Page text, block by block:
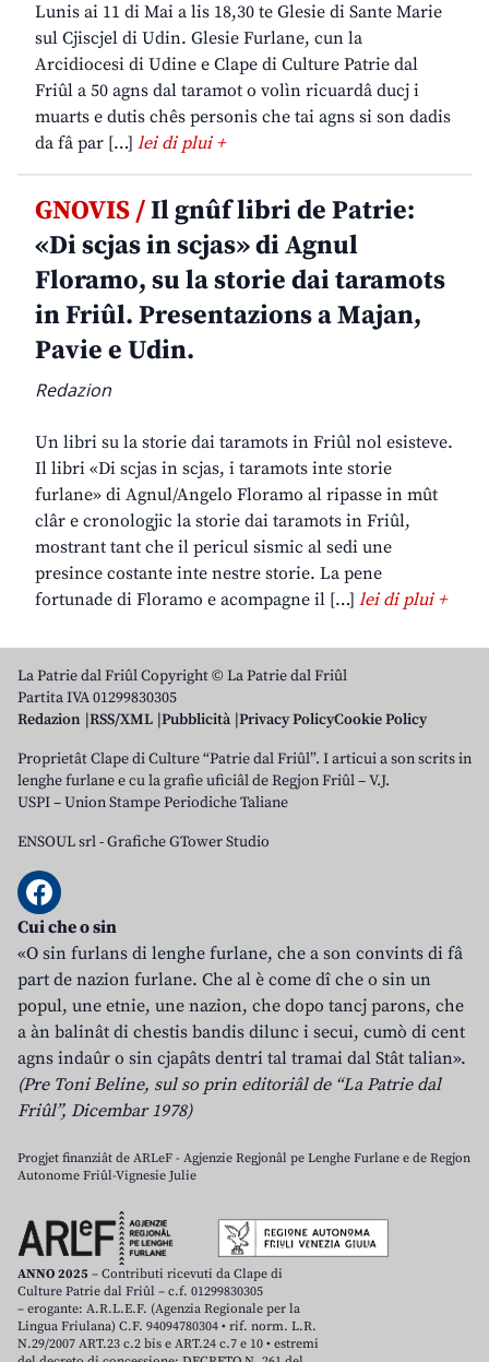
Lunis ai 11 di Mai a lis 18,30 te Glesie di Sante Marie
sul Cjiscjel di Udin. Glesie Furlane, cun la
Arcidiocesi di Udine e Clape di Culture Patrie dal
Friûl a 50 agns dal taramot o volìn ricuardâ ducj i
muarts e dutis chês personis che tai agns si son dadis
da fâ par […] lei di plui +
GNOVIS /Il gnûf libri de Patrie:
«Di scjas in scjas» di Agnul
Floramo, su la storie dai taramots
in Friûl. Presentazions a Majan,
Pavie e Udin.
Redazion
Un libri su la storie dai taramots in Friûl nol esisteve.
Il libri «Di scjas in scjas, i taramots inte storie
furlane» di Agnul/Angelo Floramo al ripasse in mût
clâr e cronologjic la storie dai taramots in Friûl,
mostrant tant che il pericul sismic al sedi une
presince costante inte nestre storie. La pene
fortunade di Floramo e acompagne il […] lei di plui +
La Patrie dal Friûl Copyright © La Patrie dal Friûl
Partita IVA 01299830305
Redazion RSS/XML Pubblicità Privacy PolicyCookie Policy
Proprietât Clape di Culture “Patrie dal Friûl”. I articui a son scrits in
lenghe furlane e cu la grafie uficiâl de Regjon Friûl – V.J.
USPI – Union Stampe Periodiche Taliane
ENSOUL srl-Grafiche GTower Studio
Cui che o sin
«O sin furlans di lenghe furlane, che a son convints di fâ
part de nazion furlane. Che al è come dî che o sin un
popul, une etnie, une nazion, che dopo tancj parons, che
a àn balinât di chestis bandis dilunc i secui, cumò di cent
agns indaûr o sin cjapâts dentri tal tramai dal Stât talian».
(Pre Toni Beline, sul so prin editoriâl de “La Patrie dal
Friûl”, Dicembar 1978)
Progjet finanziât de ARLeF - Agjenzie Regjonâl pe Lenghe Furlane e de Regjon
Autonome Friûl-Vignesie Julie
ANNO 2025 – Contributi ricevuti da Clape di
Culture Patrie dal Friûl – c.f. 01299830305
– erogante: A.R.L.E.F. (Agenzia Regionale per la
Lingua Friulana) C.F. 94094780304 • rif. norm. L.R.
N.29/2007 ART.23 c.2 bis e ART.24 c.7 e 10 • estremi